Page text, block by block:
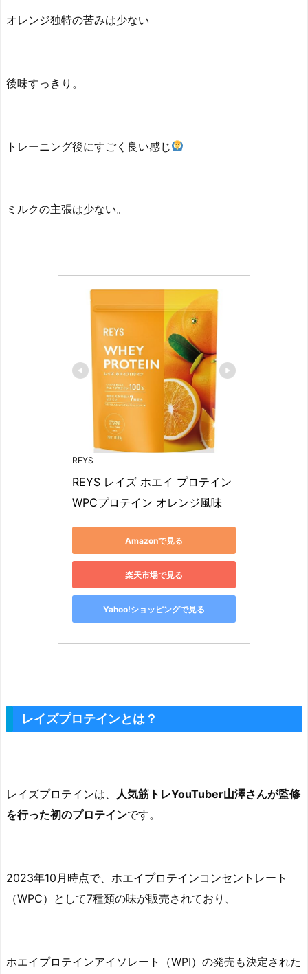
オレンジ独特の苦みは少ない
後味すっきり。
トレーニング後にすごく良い感じ
ミルクの主張は少ない。
REYS
REYS レイズ ホエイ プロテイン
WPCプロテイン オレンジ風味
Amazonで見る
楽天市場で見る
Yahoo!ショッピングで見る
レイズプロテインとは？
レイズプロテインは、 人気筋トレYouTuber山澤さんが監修
を行った初のプロテインです。
2023年10月時点で、ホエイプロテインコンセントレート
（WPC）として7種類の味が販売されており、
ホエイプロテインアイソレート（WPI）の発売も決定された